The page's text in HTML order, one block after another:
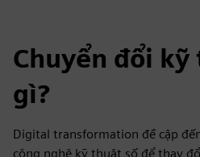
Chuyển đổi kỹ
gì?
Digital transformation đề cập
công nghệ kỹ thuật số để thay